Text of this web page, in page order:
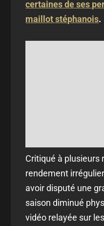
certaines de ses
maillot stéphanois.
Critiqué à plusieurs
rendement
avoir disputé une
saison diminué
vidéo relayée sur